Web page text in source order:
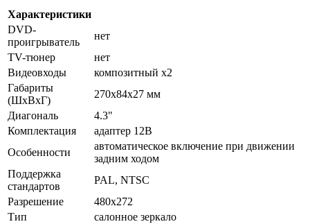
Характеристики
DVD-
проигрыватель
нет
TV-тюнер
нет
Видеовходы
композитный x2
Габариты
(ШхВхГ)
270x84x27 мм
Диагональ
4.3"
Комплектация
адаптер 12В
Особенности
автоматическое включение при движении
задним ходом
Поддержка
стандартов
PAL, NTSC
Разрешение
480x272
Тип
салонное зеркало